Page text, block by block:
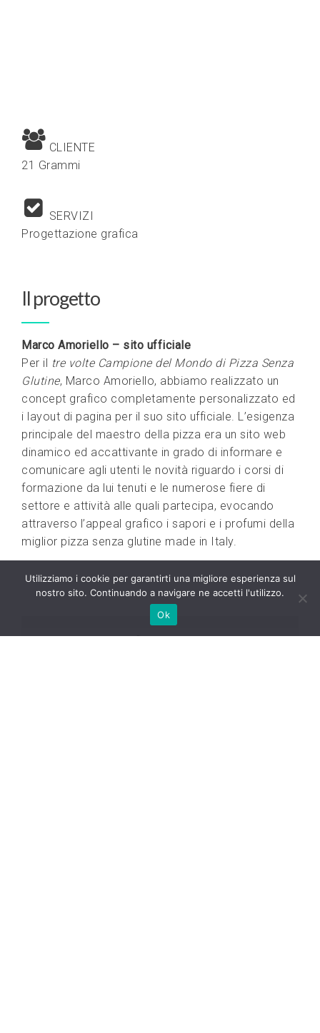
CLIENTE
21 Grammi
SERVIZI
Progettazione grafica
Il progetto
Marco Amoriello – sito ufficiale
Per il tre volte Campione del Mondo di Pizza Senza
Glutine, Marco Amoriello, abbiamo realizzato un
concept grafico completamente personalizzato ed
i layout di pagina per il suo sito ufficiale. L’esigenza
principale del maestro della pizza era un sito web
dinamico ed accattivante in grado di informare e
comunicare agli utenti le novità riguardo i corsi di
formazione da lui tenuti e le numerose fiere di
settore e attività alle quali partecipa, evocando
attraverso l’appeal grafico i sapori e i profumi della
miglior pizza senza glutine made in Italy.
Utilizziamo i cookie per garantirti una migliore esperienza sul
nostro sito. Continuando a navigare ne accetti l'utilizzo.
Ok